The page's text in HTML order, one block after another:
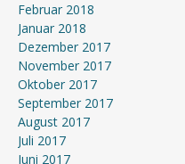
Februar 2018
Januar 2018
Dezember 2017
November 2017
Oktober 2017
September 2017
August 2017
Juli 2017
Juni 2017